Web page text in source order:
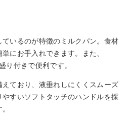
いるのが特徴のミルクパン。食材
にお手入れできます。また、
り付きで便利です。
ており、液垂れしにくくスムーズ
すいソフトタッチのハンドルを採